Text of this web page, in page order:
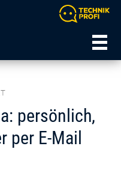
persönlich,
per E-Mail